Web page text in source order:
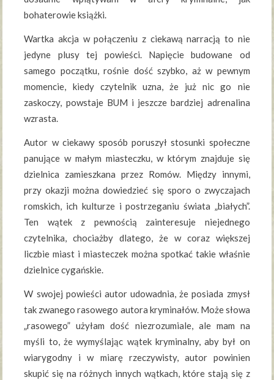
bohaterowie książki.
Wartka akcja w połączeniu z ciekawą narracją to nie
jedyne plusy tej powieści. Napięcie budowane od
samego początku, rośnie dość szybko, aż w pewnym
momencie, kiedy czytelnik uzna, że już nic go nie
zaskoczy, powstaje BUM i jeszcze bardziej adrenalina
wzrasta.
Autor w ciekawy sposób poruszył stosunki społeczne
panujące w małym miasteczku, w którym znajduje się
dzielnica zamieszkana przez Romów. Między innymi,
przy okazji można dowiedzieć się sporo o zwyczajach
romskich, ich kulturze i postrzeganiu świata „białych”.
Ten wątek z pewnością zainteresuje niejednego
czytelnika, chociażby dlatego, że w coraz większej
liczbie miast i miasteczek można spotkać takie właśnie
dzielnice cygańskie.
W swojej powieści autor udowadnia, że posiada zmysł
tak zwanego rasowego autora kryminałów. Może słowa
„rasowego” użyłam dość niezrozumiale, ale mam na
myśli to, że wymyślając wątek kryminalny, aby był on
wiarygodny i w miarę rzeczywisty, autor powinien
skupić się na różnych innych wątkach, które stają się z